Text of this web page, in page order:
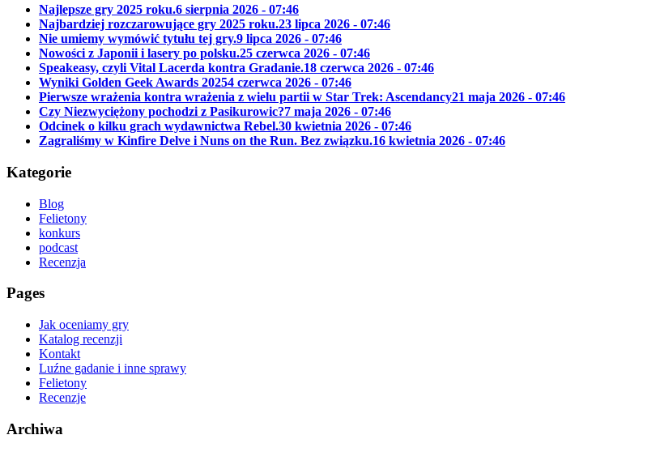
Najlepsze gry 2025 roku.6 sierpnia 2026 - 07:46
Najbardziej rozczarowujące gry 2025 roku.23 lipca 2026 - 07:46
Nie umiemy wymówić tytułu tej gry.9 lipca 2026 - 07:46
Nowości z Japonii i lasery po polsku.25 czerwca 2026 - 07:46
Speakeasy, czyli Vital Lacerda kontra Gradanie.18 czerwca 2026 - 07:46
Wyniki Golden Geek Awards 20254 czerwca 2026 - 07:46
Pierwsze wrażenia kontra wrażenia z wielu partii w Star Trek: Ascendancy21 maja 2026 - 07:46
Czy Niezwyciężony pochodzi z Pasikurowic?7 maja 2026 - 07:46
Odcinek o kilku grach wydawnictwa Rebel.30 kwietnia 2026 - 07:46
Zagraliśmy w Kinfire Delve i Nuns on the Run. Bez związku.16 kwietnia 2026 - 07:46
Kategorie
Blog
Felietony
konkurs
podcast
Recenzja
Pages
Jak oceniamy gry
Katalog recenzji
Kontakt
Luźne gadanie i inne sprawy
Felietony
Recenzje
Archiwa